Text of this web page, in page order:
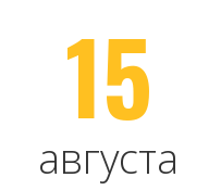
15
августа